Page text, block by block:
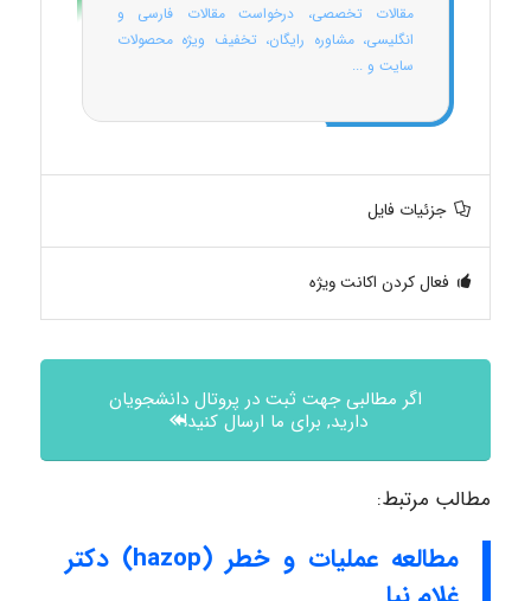
مقالات تخصصی، درخواست مقالات فارسی و
انگلیسی، مشاوره رایگان، تخفیف ویژه محصولات
سایت و ...
جزئیات فایل
فعال کردن اکانت ویژه
اگر مطالبی جهت ثبت در پروتال دانشجویان
دارید, برای ما ارسال کنید!
مطالب مرتبط:
مطالعه عملیات و خطر (hazop) دکتر